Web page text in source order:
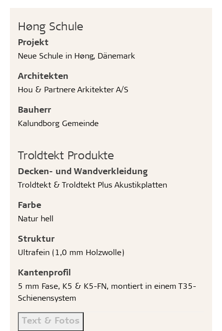
Høng Schule
Projekt
Neue Schule in Høng, Dänemark
Architekten
Hou & Partnere Arkitekter A/S
Bauherr
Kalundborg Gemeinde
Troldtekt Produkte
Decken- und Wandverkleidung
Troldtekt & Troldtekt Plus Akustikplatten
Farbe
Natur hell
Struktur
Ultrafein (1,0 mm Holzwolle)
Kantenprofil
5 mm Fase, K5 & K5-FN, montiert in einem T35-
Schienensystem
Text & Fotos